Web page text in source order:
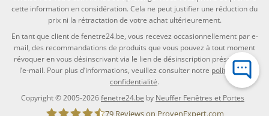
cette information en considération. Cela ne peut justifier une réduction du
prix ni la rétractation de votre achat ultérieurement.
En tant que client de fenetre24.be, vous recevez occasionnellement par e-
mail, des recommandations de produits que vous pouvez à tout moment
révoquer en vous désinscrivant via le lien de désinscription présent dans
l’e-mail. Pour plus d’informations, veuillez consulter notre politique de
confidentialité.
Copyright © 2005-2026fenetre24.be by Neuffer Fenêtres et Portes
79 Reviews on ProvenExpert.com